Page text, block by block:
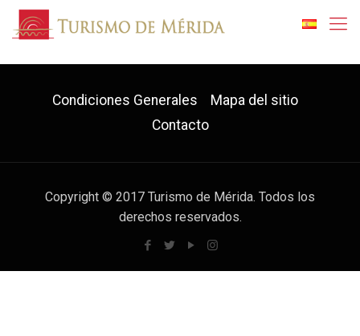
Condiciones Generales
Mapa del sitio
Contacto
Copyright © 2017 Turismo de Mérida. Todos los
derechos reservados.